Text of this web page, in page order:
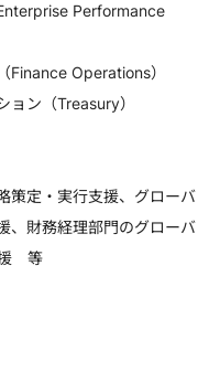
Performance
Finance Operations）
ョン（Treasury）
策定・実行支援、グローバ
、財務経理部門のグローバ
援 等